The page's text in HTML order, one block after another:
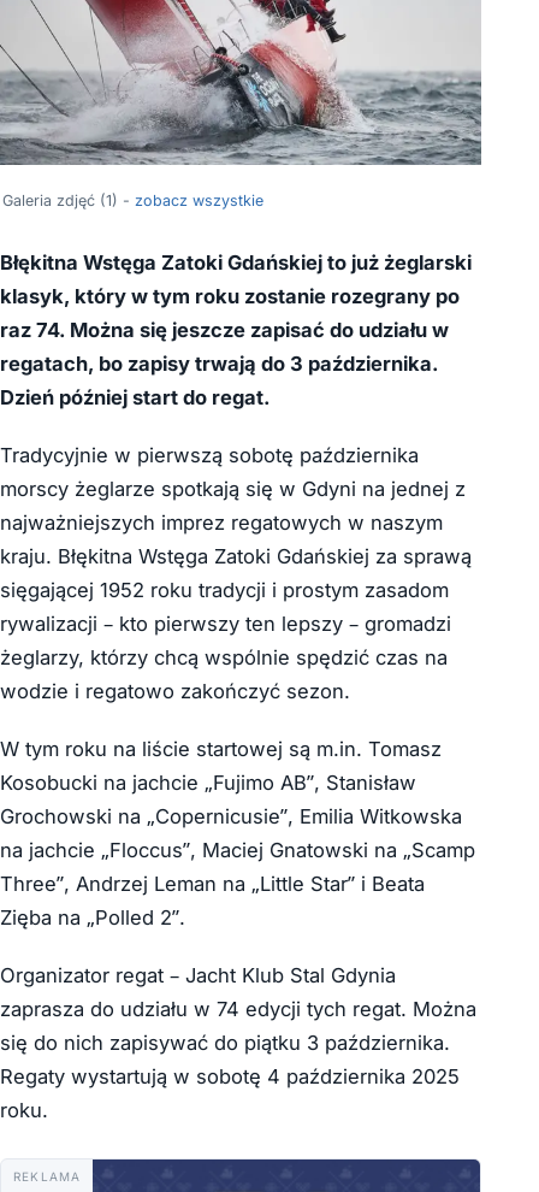
Galeria zdjęć (1) - zobacz wszystkie
Błękitna Wstęga Zatoki Gdańskiej to już żeglarski
klasyk, który w tym roku zostanie rozegrany po
raz 74. Można się jeszcze zapisać do udziału w
regatach, bo zapisy trwają do 3 października.
Dzień później start do regat.
Tradycyjnie w pierwszą sobotę października
morscy żeglarze spotkają się w Gdyni na jednej z
najważniejszych imprez regatowych w naszym
kraju. Błękitna Wstęga Zatoki Gdańskiej za sprawą
sięgającej 1952 roku tradycji i prostym zasadom
rywalizacji – kto pierwszy ten lepszy – gromadzi
żeglarzy, którzy chcą wspólnie spędzić czas na
wodzie i regatowo zakończyć sezon.
W tym roku na liście startowej są m.in. Tomasz
Kosobucki na jachcie „Fujimo AB”, Stanisław
Grochowski na „Copernicusie”, Emilia Witkowska
na jachcie „Floccus”, Maciej Gnatowski na „Scamp
Three”, Andrzej Leman na „Little Star” i Beata
Zięba na „Polled 2”.
Organizator regat – Jacht Klub Stal Gdynia
zaprasza do udziału w 74 edycji tych regat. Można
się do nich zapisywać do piątku 3 października.
Regaty wystartują w sobotę 4 października 2025
roku.
REKLAMA